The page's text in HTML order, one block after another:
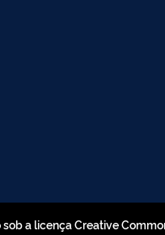
a licença Creative